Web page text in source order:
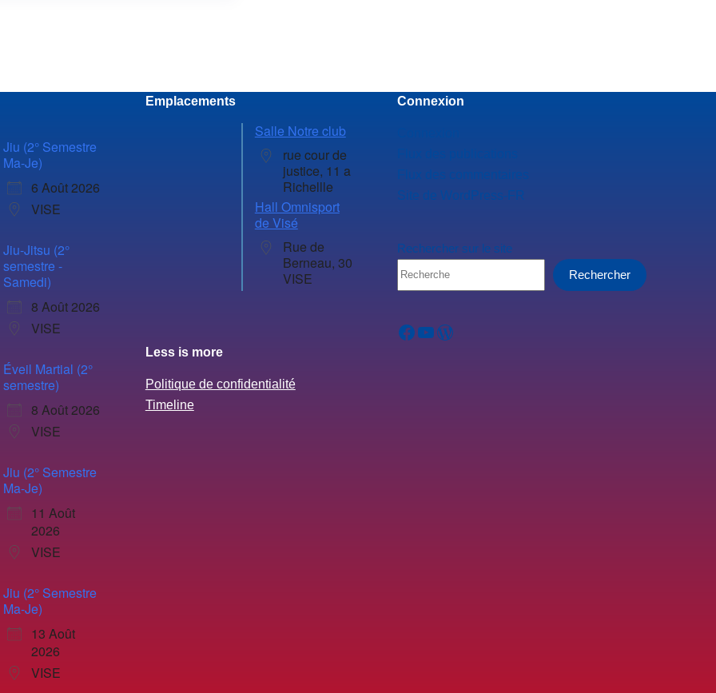
Jiu (2° Semestre
Ma-Je)
6 Août 2026
VISE
Jiu-Jitsu (2°
semestre -
Samedi)
8 Août 2026
VISE
Éveil Martial (2°
semestre)
8 Août 2026
VISE
Jiu (2° Semestre
Ma-Je)
11 Août
2026
VISE
Jiu (2° Semestre
Ma-Je)
13 Août
2026
VISE
Emplacements
Salle Notre club
rue cour de
justice, 11 a
Richellle
Hall Omnisport
de Visé
Rue de
Berneau, 30
VISE
Less is more
Politique de confidentialité
Timeline
Connexion
Flux des commentaires
Site de WordPress-FR
Rechercher sur le site
Rechercher
Facebook
YouTube
WordPress